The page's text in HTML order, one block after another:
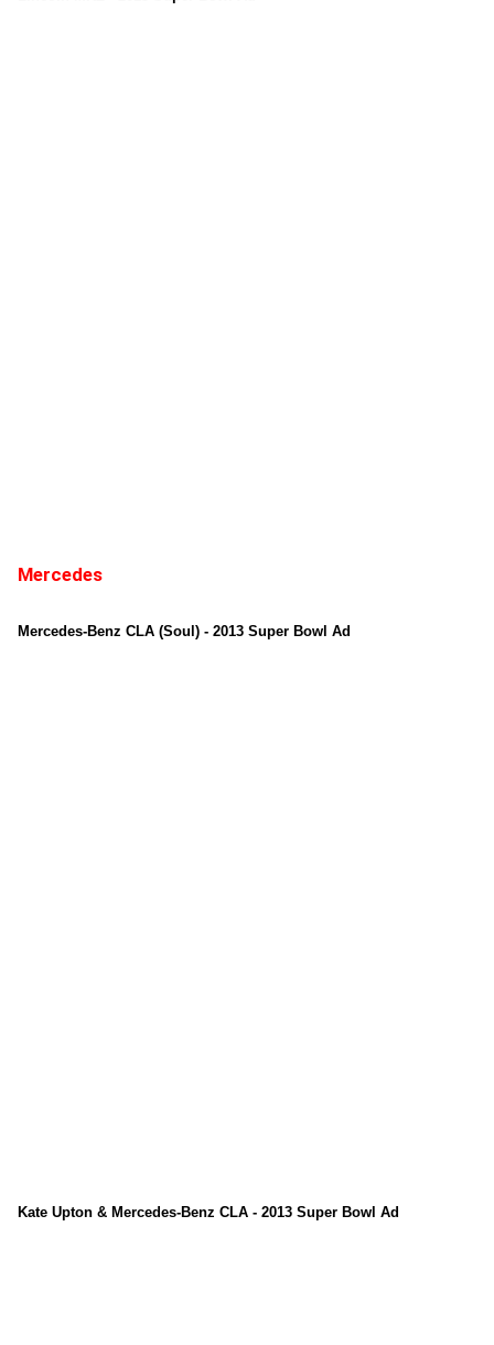
Mercedes
Mercedes-Benz CLA (Soul) - 2013 Super Bowl Ad
Kate Upton & Mercedes-Benz CLA - 2013 Super Bowl Ad